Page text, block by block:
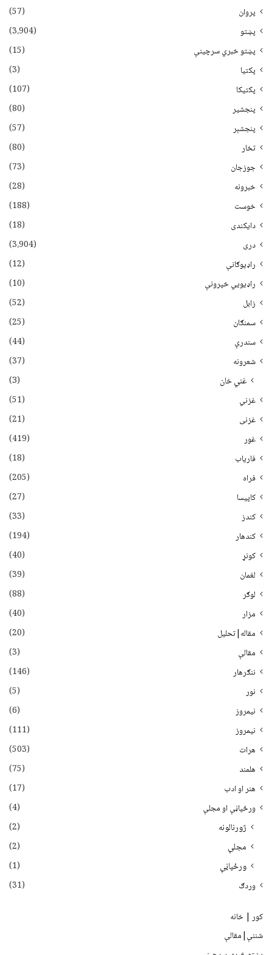
پروان
(57)
پښتو
(3،904)
پښتو خبري سرچينې
(15)
پکتيا
(3)
پکتیکا
(107)
پنجشیر
(80)
پنجشېر
(57)
تخار
(80)
جوزجان
(73)
خبرونه
(28)
خوست
(188)
دایکندی
(18)
دری
(3،904)
راډیوګانې
(12)
راډیويي خپرونې
(10)
زابل
(52)
سمنګان
(25)
سندرې
(44)
شعرونه
(37)
غني خان
(3)
غزني
(51)
غزنی
(21)
غور
(419)
فاریاب
(18)
فراه
(205)
کاپیسا
(27)
کندز
(33)
کندهار
(194)
کونړ
(40)
لغمان
(39)
لوګر
(88)
مزار
(40)
مقاله|تحلیل
(20)
مقالې
(3)
ننګرهار
(146)
نور
(5)
نيمروز
(6)
نیمروز
(111)
هرات
(503)
هلمند
(75)
هنر او ادب
(17)
ورځپاڼې او مجلې
(4)
ژورنالونه
(2)
مجلې
(2)
ورځپاڼې
(1)
وردګ
(31)
کور | خانه
شننې|مقالې